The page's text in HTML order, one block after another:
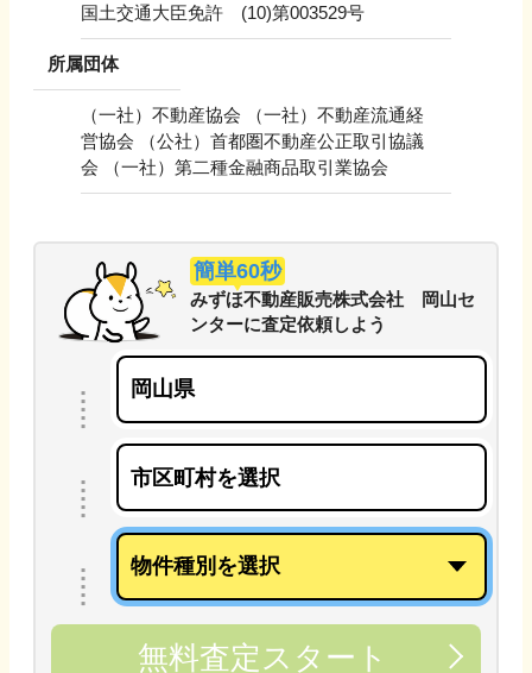
国土交通大臣免許 (10)第003529号
所属団体
（一社）不動産協会 （一社）不動産流通経
営協会 （公社）首都圏不動産公正取引協議
会 （一社）第二種金融商品取引業協会
簡単60秒
みずほ不動産販売株式会社 岡山セ
ンターに査定依頼しよう
無料査定スタート